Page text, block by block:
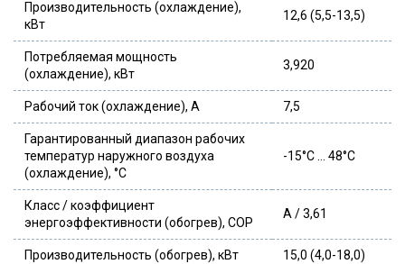
Производительность (охлаждение),
кВт
12,6 (5,5-13,5)
Потребляемая мощность
(охлаждение), кВт
3,920
Рабочий ток (охлаждение), А 7,5
Гарантированный диапазон рабочих
температур наружного воздуха
(охлаждение), °С
-15°C … 48°C
Класс / коэффициент
энергоэффективности (обогрев), COP
A / 3,61
Производительность (обогрев), кВт 15,0 (4,0-18,0)